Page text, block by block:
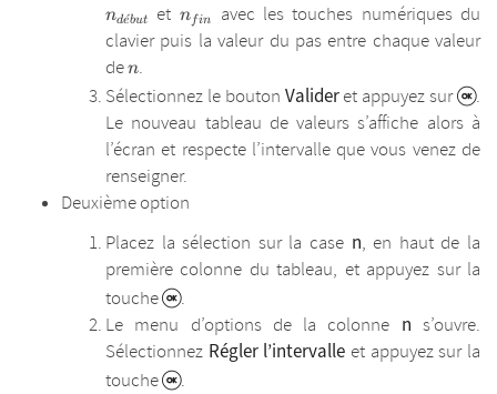
nde
ˊbut et n_{fin}
nfin
avec les touches numériques du
clavier puis la valeur du pas entre chaque valeur
den
n.
Sélectionnez le bouton Valideret appuyez sur
.
Le nouveau tableau de valeurs s’affiche alors à
l’écran et respecte l’intervalle que vous venez de
renseigner.
Deuxième option
Placez la sélection sur la case n, en haut de la
première colonne du tableau, et appuyez sur la
touche
.
Le menu d’options de la colonne n s’ouvre.
Sélectionnez Régler l’intervalle et appuyez sur la
touche
.